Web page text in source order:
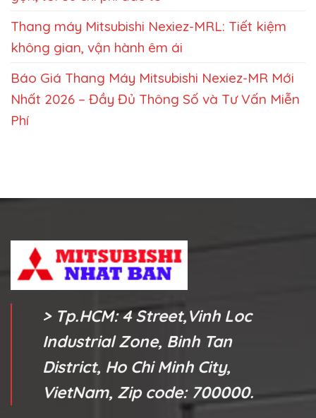
Thang máy Mitsubishi Nexiez-MRL: Tiết kiệm
không gian, vận hành êm ái
Báo Giá Thang Máy Mitsubishi Nexiez-MR Mới
Nhất 2026 – Đầy Đủ Thông Số và Tư Vấn Miễn
Phí
> Tp.HCM: 4 Street,Vinh Loc
Industrial Zone, Binh Tan
District, Ho Chi Minh City,
VietNam, Zip code: 700000.